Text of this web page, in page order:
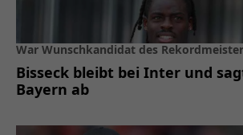
War Wunschkandidat des
Bisseck bleibt bei Inter und
Bayern ab